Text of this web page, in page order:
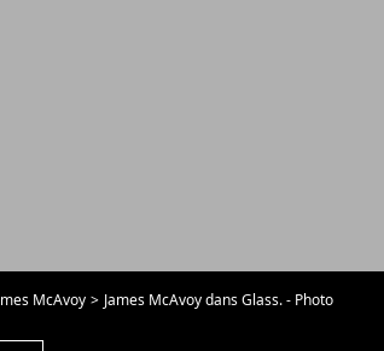
McAvoy James McAvoy dans Glass. - Photo